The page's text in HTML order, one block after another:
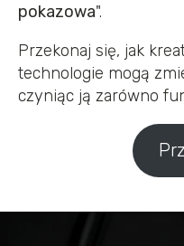
pokazowa".
Przekonaj się, jak
technologie mogą
czyniąc ją zarówno